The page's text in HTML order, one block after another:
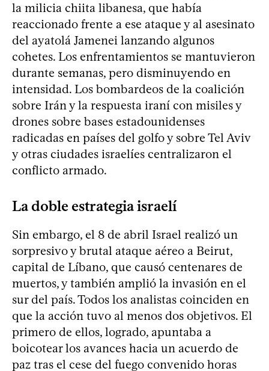
la milicia chiita libanesa, que había
reaccionado frente a ese ataque y al asesinato
del ayatolá Jamenei lanzando algunos
cohetes. Los enfrentamientos se mantuvieron
durante semanas, pero disminuyendo en
intensidad. Los bombardeos de la coalición
sobre Irán y la respuesta iraní con misiles y
drones sobre bases estadounidenses
radicadas en países del golfo y sobre Tel Aviv
y otras ciudades israelíes centralizaron el
conflicto armado.
La doble estrategia israelí
Sin embargo, el 8 de abril Israel realizó un
sorpresivo y brutal ataque aéreo a Beirut,
capital de Líbano, que causó centenares de
muertos, y también amplió la invasión en el
sur del país. Todos los analistas coinciden en
que la acción tuvo al menos dos objetivos. El
primero de ellos, logrado, apuntaba a
boicotear los avances hacia un acuerdo de
paz tras el cese del fuego convenido horas